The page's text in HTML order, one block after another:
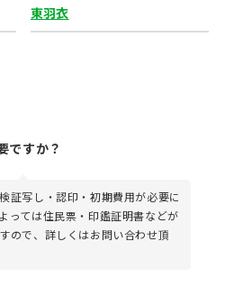
東羽衣
ですか？
証写し・認印・初期費用が必要に
っては住民票・印鑑証明書などが
ので、詳しくはお問い合わせ頂